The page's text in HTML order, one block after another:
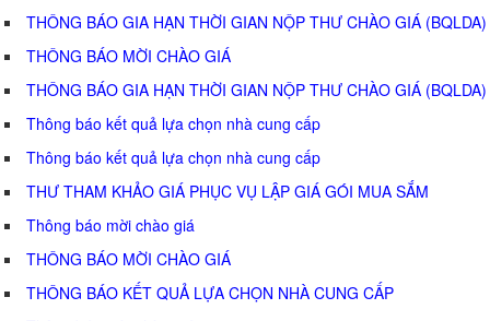
THÔNG BÁO GIA HẠN THỜI GIAN NỘP THƯ CHÀO GIÁ (BQLDA)
THÔNG BÁO MỜI CHÀO GIÁ
THÔNG BÁO GIA HẠN THỜI GIAN NỘP THƯ CHÀO GIÁ (BQLDA)
Thông báo kết quả lựa chọn nhà cung cấp
Thông báo kết quả lựa chọn nhà cung cấp
THƯ THAM KHẢO GIÁ PHỤC VỤ LẬP GIÁ GÓI MUA SẮM
Thông báo mời chào giá
THÔNG BÁO MỜI CHÀO GIÁ
THÔNG BÁO KẾT QUẢ LỰA CHỌN NHÀ CUNG CẤP